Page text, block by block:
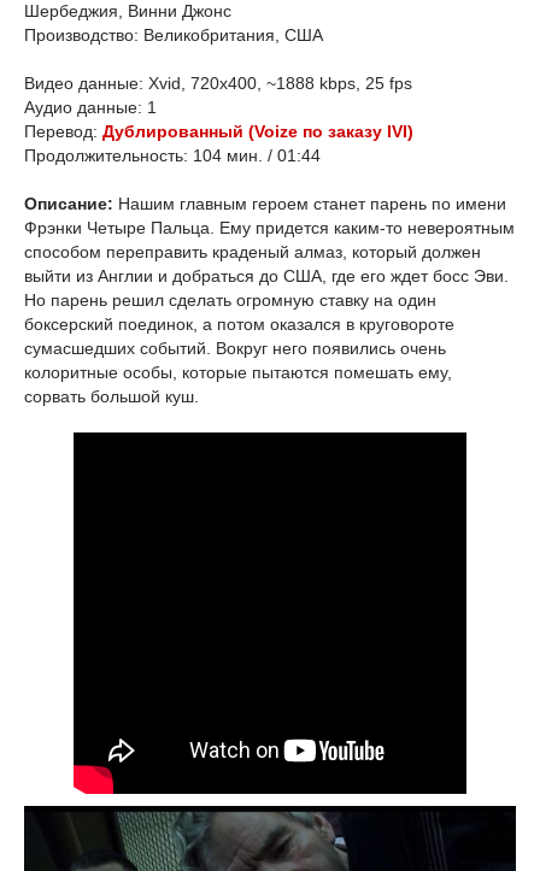
Шербеджия, Винни Джонс
Производство: Великобритания, США
Видео данные: Xvid, 720x400, ~1888 kbps, 25 fps
Аудио данные: 1
Перевод: Дублированный (Voize по заказу IVI)
Продолжительность: 104 мин. / 01:44
Описание: Нашим главным героем станет парень по имени
Фрэнки Четыре Пальца. Ему придется каким-то невероятным
способом переправить краденый алмаз, который должен
выйти из Англии и добраться до США, где его ждет босс Эви.
Но парень решил сделать огромную ставку на один
боксерский поединок, а потом оказался в круговороте
сумасшедших событий. Вокруг него появились очень
колоритные особы, которые пытаются помешать ему,
сорвать большой куш.